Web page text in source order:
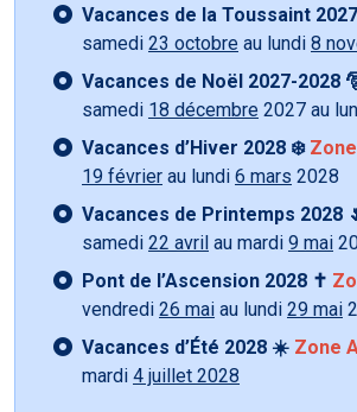
Vacances de la Toussaint
samedi 23 octobre au lundi 8
Vacances de Noël 2027-2028
samedi 18 décembre 2027 au
Vacances d’Hiver 2028 ❄️
19 février au lundi 6 mars 2028
Vacances de Printemps 2028
samedi 22 avril au mardi 9 mai
Pont de l’Ascension 2028 ✝️
vendredi 26 mai au lundi 29 mai
Vacances d’Été 2028 ☀️ Zone
mardi 4 juillet 2028